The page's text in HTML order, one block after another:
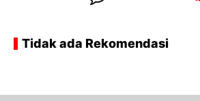
Tidak ada Rekomendasi